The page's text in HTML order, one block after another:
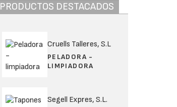
PRODUCTOS DESTACADOS
Cruells Talleres, S.L
PELADORA -
LIMPIADORA
Segell Expres, S.L.